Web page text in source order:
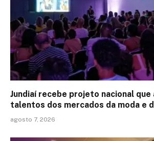
Jundiaí recebe projeto nacional que
talentos dos mercados da moda e
agosto 7, 2026